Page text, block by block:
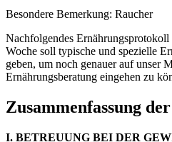
Besondere Bemerkung: Raucher
Nachfolgendes
Woche soll typische und spezielle
geben, um noch genauer auf unser
Ernährungsberatung eingehen zu
Zusammenfassung
I. BETREUUNG BEI DER